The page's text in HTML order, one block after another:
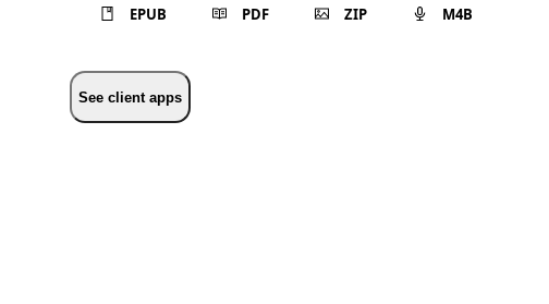
EPUB PDF ZIP M4B
See client apps